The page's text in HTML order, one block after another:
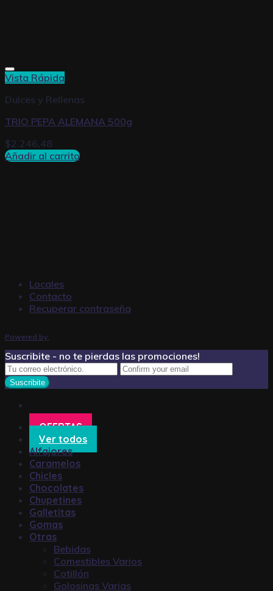
Vista Rápida
Dulces y Rellenas
TRIO PEPA ALEMANA 500g
$2.246,48
Añadir al carrito
Locales
Contacto
Recuperar contraseña
Powered by
Suscribite - no te pierdas las promociones!
OFERTAS
Ver todos
Alfajores
Caramelos
Chicles
Chocolates
Chupetines
Galletitas
Gomas
Otras
Bebidas
Comestibles Varios
Cotillón
Golosinas Varias